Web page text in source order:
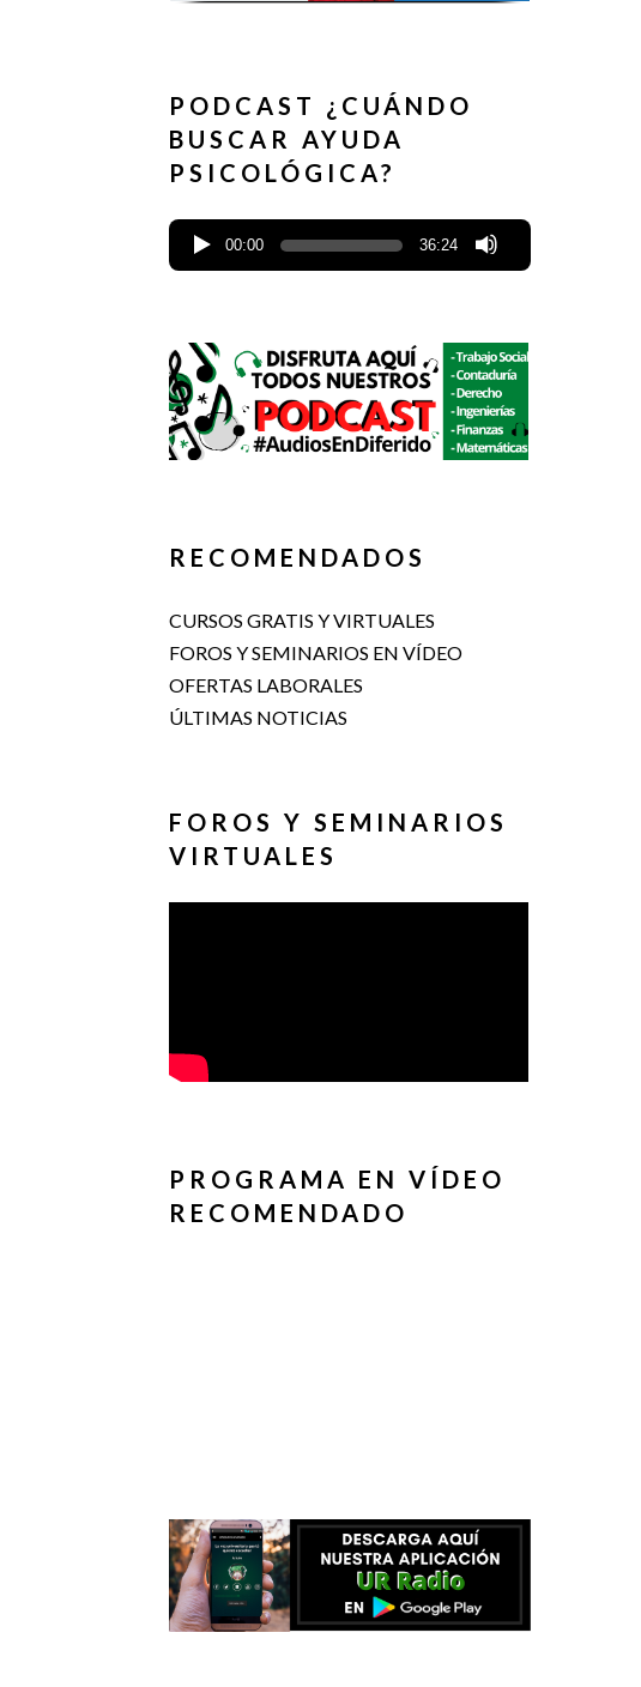
PODCAST ¿CUÁNDO
BUSCAR AYUDA
PSICOLÓGICA?
00:00 36:24
RECOMENDADOS
CURSOS GRATIS Y VIRTUALES
FOROS Y SEMINARIOS EN VÍDEO
OFERTAS LABORALES
ÚLTIMAS NOTICIAS
FOROS Y SEMINARIOS
VIRTUALES
PROGRAMA EN VÍDEO
RECOMENDADO